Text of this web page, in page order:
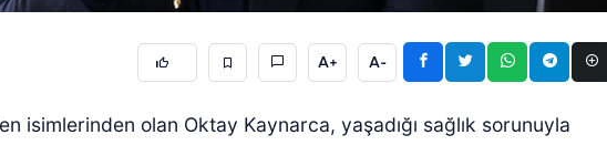
A+ A-
isimlerinden olan Oktay Kaynarca, yaşadığı sağlık sorunuyla